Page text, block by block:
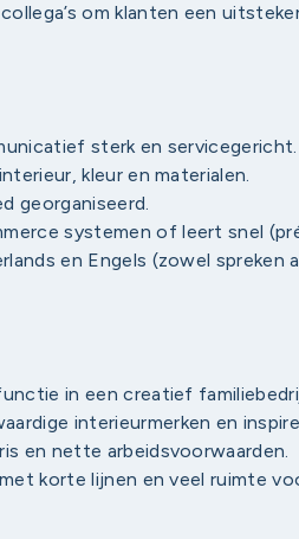
om klanten een
sterk en servicegericht.
kleur en materialen.
georganiseerd.
systemen of leert snel
en Engels (zowel spreken
in een creatief
interieurmerken en
en nette arbeidsvoorwaarden.
korte lijnen en veel ruimte